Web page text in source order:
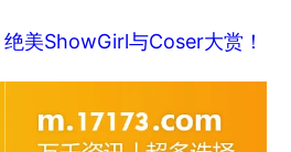
美ShowGirl与Coser大赏！